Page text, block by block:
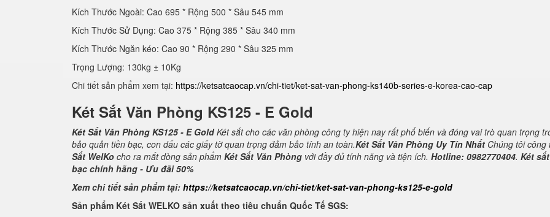
Kích Thước Ngoài: Cao 695 * Rộng 500 * Sâu 545 mm
Kích Thước Sử Dụng: Cao 375 * Rộng 385 * Sâu 340 mm
Kích Thước Ngăn kéo: Cao 90 * Rộng 290 * Sâu 325 mm
Trọng Lượng: 130kg ± 10Kg
Chi tiết sản phẩm xem tại: https://ketsatcaocap.vn/chi-tiet/ket-sat-van-phong-ks140b-series-e-korea-cao-cap
Két Sắt Văn Phòng KS125 - E Gold
Két Sắt Văn Phòng KS125 - E GoldKét sắt cho các văn phòng công ty hiện nay rất phổ biến và đóng vai trò quan trọng
bảo quản tiền bạc, con dấu các giấy tờ quan trọng đảm bảo tính an toàn.Két Sắt Văn Phòng Uy Tín Nhất Chúng tôi
Sắt WelKo cho ra mắt dòng sản phẩm Két Sắt Văn Phòng với đầy đủ tính năng và tiện ích. Hotline: 0982770404. Két
bạc chính hãng - Ưu đãi 50%
Xem chi tiết sản phẩm tại: https://ketsatcaocap.vn/chi-tiet/ket-sat-van-phong-ks125-e-gold
Sản phẩm Két Sắt WELKO sản xuất theo tiêu chuẩn Quốc Tế SGS: